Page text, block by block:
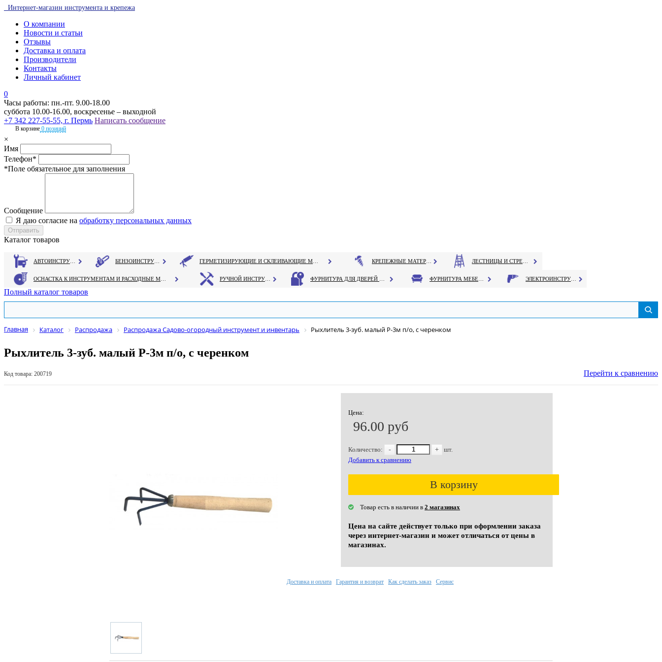
Интернет-магазин инструмента и крепежа
О компании
Новости и статьи
Отзывы
Доставка и оплата
Производители
Контакты
Личный кабинет
0
Часы работы: пн.-пт. 9.00-18.00
суббота 10.00-16.00, воскресенье – выходной
+7 342 227-55-55, г. Пермь Написать сообщение
В корзине 0 позиций
×
Имя
Телефон*
*Поле обязательное для заполнения
Сообщение
Я даю согласие на обработку персональных данных
Каталог товаров
Полный каталог товаров
Главная Каталог Распродажа Распродажа Садово-огородный инструмент и инвентарь Рыхлитель 3-зуб. малый Р-3м п/о, с черенком
Рыхлитель 3-зуб. малый Р-3м п/о, с черенком
Код товара: 200719 Перейти к сравнению
Цена:
96.00 руб
Количество: - +
шт.
Добавить к сравнению
В корзину
Товар есть в наличии в 2 магазинах
Цена на сайте действует только при оформлении заказа
через интернет-магазин и может отличаться от цены в
магазинах.
Доставка и оплата Гарантия и возврат Как сделать заказ Сервис